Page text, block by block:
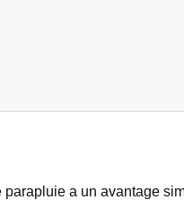
a un avantage